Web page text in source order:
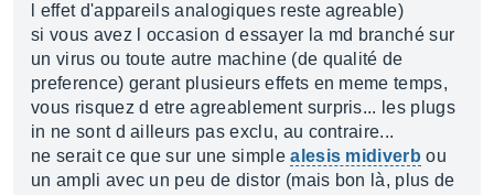
l effet d'appareils analogiques reste agreable)
si vous avez l occasion d essayer la md branché sur
un virus ou toute autre machine (de qualité de
preference) gerant plusieurs effets en meme temps,
vous risquez d etre agreablement surpris... les plugs
in ne sont d ailleurs pas exclu, au contraire...
ne serait ce que sur une simplealesis midiverb ou
un ampli avec un peu de distor (mais bon là, plus de